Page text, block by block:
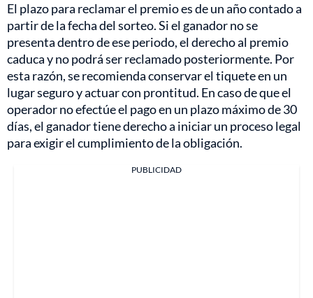
El plazo para reclamar el premio es de un año contado a
partir de la fecha del sorteo. Si el ganador no se
presenta dentro de ese periodo, el derecho al premio
caduca y no podrá ser reclamado posteriormente. Por
esta razón, se recomienda conservar el tiquete en un
lugar seguro y actuar con prontitud. En caso de que el
operador no efectúe el pago en un plazo máximo de 30
días, el ganador tiene derecho a iniciar un proceso legal
para exigir el cumplimiento de la obligación.
PUBLICIDAD